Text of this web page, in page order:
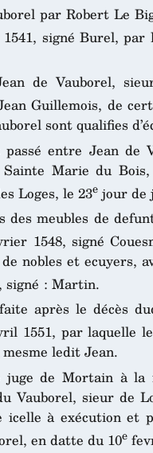
par Robert Le
signé Burel,
de Vauborel,
Guillemois, de
sont qualifies
entre Jean de
Marie du
Loges, le 23e jour de
meubles de
1548, signé
nobles et ecuyers,
signé : Martin.
après le décès
1551, par laquelle
ledit Jean.
de Mortain à la
Vauborel, sieur de
à exécution et
en datte du 10e